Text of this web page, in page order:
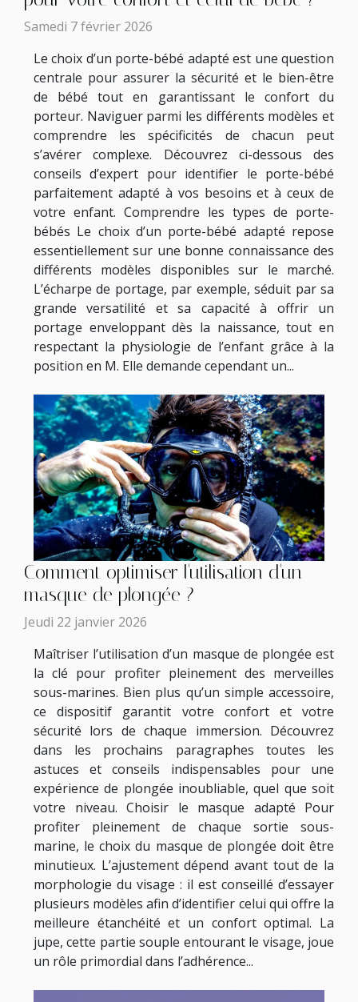
Samedi 7 février 2026
Le choix d’un porte-bébé adapté est une question
centrale pour assurer la sécurité et le bien-être
de bébé tout en garantissant le confort du
porteur. Naviguer parmi les différents modèles et
comprendre les spécificités de chacun peut
s’avérer complexe. Découvrez ci-dessous des
conseils d’expert pour identifier le porte-bébé
parfaitement adapté à vos besoins et à ceux de
votre enfant. Comprendre les types de porte-
bébés Le choix d’un porte-bébé adapté repose
essentiellement sur une bonne connaissance des
différents modèles disponibles sur le marché.
L’écharpe de portage, par exemple, séduit par sa
grande versatilité et sa capacité à offrir un
portage enveloppant dès la naissance, tout en
respectant la physiologie de l’enfant grâce à la
position en M. Elle demande cependant un...
Comment optimiser l'utilisation d'un
masque de plongée ?
Jeudi 22 janvier 2026
Maîtriser l’utilisation d’un masque de plongée est
la clé pour profiter pleinement des merveilles
sous-marines. Bien plus qu’un simple accessoire,
ce dispositif garantit votre confort et votre
sécurité lors de chaque immersion. Découvrez
dans les prochains paragraphes toutes les
astuces et conseils indispensables pour une
expérience de plongée inoubliable, quel que soit
votre niveau. Choisir le masque adapté Pour
profiter pleinement de chaque sortie sous-
marine, le choix du masque de plongée doit être
minutieux. L’ajustement dépend avant tout de la
morphologie du visage : il est conseillé d’essayer
plusieurs modèles afin d’identifier celui qui offre la
meilleure étanchéité et un confort optimal. La
jupe, cette partie souple entourant le visage, joue
un rôle primordial dans l’adhérence...